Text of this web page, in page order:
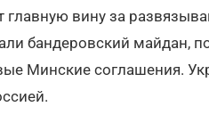
вину за
бандеровский майдан,
Минские соглашения.